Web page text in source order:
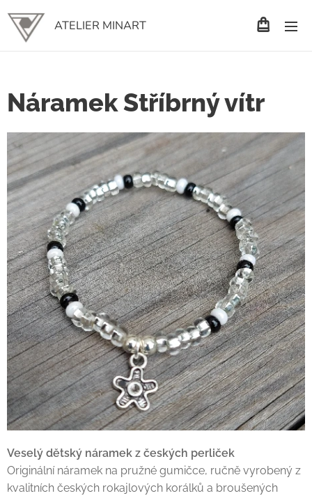
ATELIER MINART
Náramek Stříbrný vítr
Veselý dětský náramek z českých perliček
Originální náramek na pružné gumičce, ručně vyrobený z
kvalitních českých rokajlových korálků a broušených